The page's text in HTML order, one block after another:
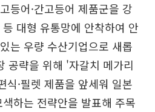
등어·간고등어 제품군을 강
대형 유통망에 안착하여 안
는 우량 수산기업으로 새롭
공략을 위해 '자갈치 메가리
식·필렛 제품을 앞세워 일본
하는 전략안을 발표해 주목